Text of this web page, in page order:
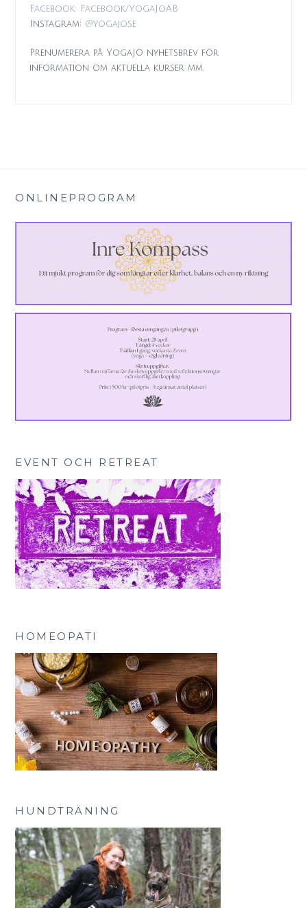
Facebook: Facebook/YogaJoAB
Instagram: @yogajo.se
Prenumerera på YogaJO nyhetsbrev för
information om aktuella kurser mm.
ONLINEPROGRAM
EVENT OCH RETREAT
HOMEOPATI
HUNDTRÄNING